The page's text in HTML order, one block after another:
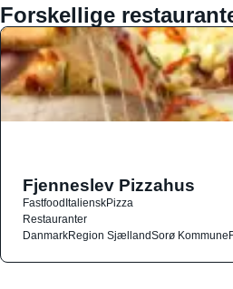
Forskellige
Fjenneslev Pizzahus
FastfoodItalienskPizza
Restauranter
DanmarkRegion SjællandSorø Kommune